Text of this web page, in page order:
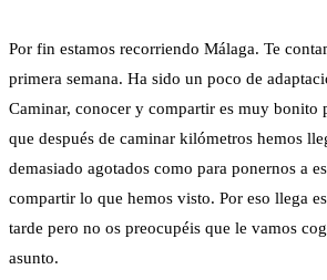
Por fin estamos recorriendo Málaga. Te
primera semana. Ha sido un poco de
Caminar, conocer y compartir es muy bonito
que después de caminar kilómetros hemos
demasiado agotados como para ponernos a
compartir lo que hemos visto. Por eso llega
tarde pero no os preocupéis que le vamos
asunto.